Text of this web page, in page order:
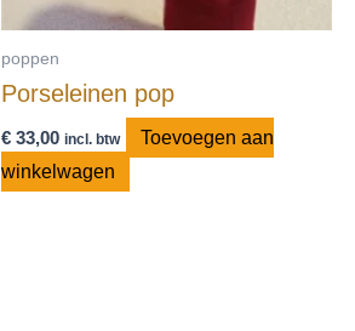
poppen
Porseleinen pop
€ 33,00 incl. btw
Toevoegen aan
winkelwagen